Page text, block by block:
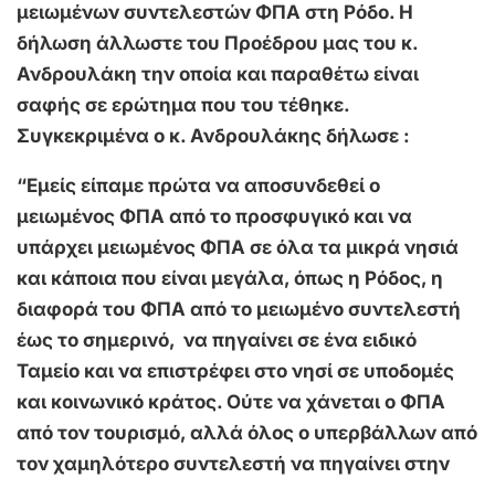
μειωμένων συντελεστών ΦΠΑ στη Ρόδο. Η
δήλωση άλλωστε του Προέδρου μας του κ.
Ανδρουλάκη την οποία και παραθέτω είναι
σαφής σε ερώτημα που του τέθηκε.
Συγκεκριμένα ο κ. Ανδρουλάκης δήλωσε :
“Εμείς είπαμε πρώτα να αποσυνδεθεί ο
μειωμένος ΦΠΑ από το προσφυγικό και να
υπάρχει μειωμένος ΦΠΑ σε όλα τα μικρά νησιά
και κάποια που είναι μεγάλα, όπως η Ρόδος, η
διαφορά του ΦΠΑ από το μειωμένο συντελεστή
έως το σημερινό, να πηγαίνει σε ένα ειδικό
Ταμείο και να επιστρέφει στο νησί σε υποδομές
και κοινωνικό κράτος. Ούτε να χάνεται ο ΦΠΑ
από τον τουρισμό, αλλά όλος ο υπερβάλλων από
τον χαμηλότερο συντελεστή να πηγαίνει στην